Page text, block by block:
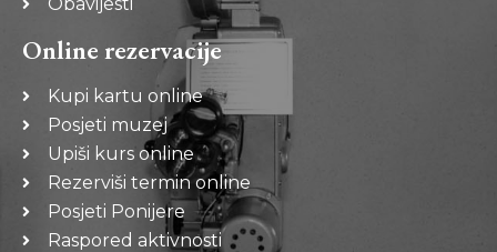
Online rezervacije
Kupi kartu online
Posjeti muzej
Upiši kurs online
Rezerviši termin online
Posjeti Ponijere
Raspored aktivnosti